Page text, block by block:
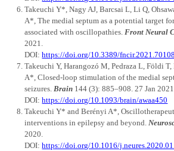
Takeuchi Y*, Nagy AJ, Barcsai L, Li Q,
A*, The medial septum as a potential target
associated with oscillopathies. Front Neural
2021.
DOI:https://doi.org/10.3389/
Takeuchi Y, Harangozó M, Pedraza L, Földi
A*, Closed-loop stimulation of the medial
seizures. Brain 144 (3): 885–908. 27 Jan 2021.
DOI:https://doi.org/10.1093/brain/awaa450
Takeuchi Y* and Berényi A*,
interventions in epilepsy and beyond.
2020.
DOI:https://doi.org/10.1016/